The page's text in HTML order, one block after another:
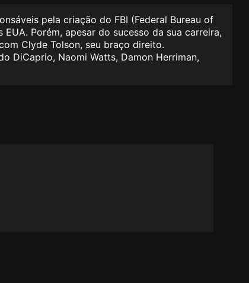
pela criação do FBI (Federal Bureau of
Porém, apesar do sucesso da sua carreira,
Clyde Tolson, seu braço direito.
DiCaprio, Naomi Watts, Damon Herriman,